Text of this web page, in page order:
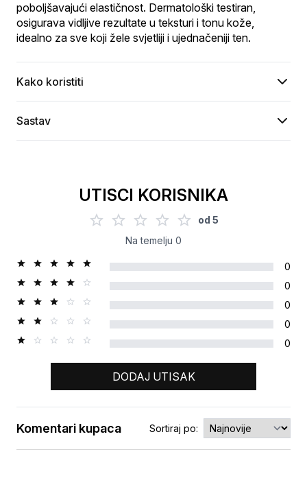
poboljšavajući elastičnost. Dermatološki testiran,
osigurava vidljive rezultate u teksturi i tonu kože,
idealno za sve koji žele svjetliji i ujednačeniji ten.
Kako koristiti
Sastav
UTISCI KORISNIKA
od 5
Na temelju 0
0
0
0
0
0
DODAJ UTISAK
Ocjena
Komentari kupaca Sortiraj po: